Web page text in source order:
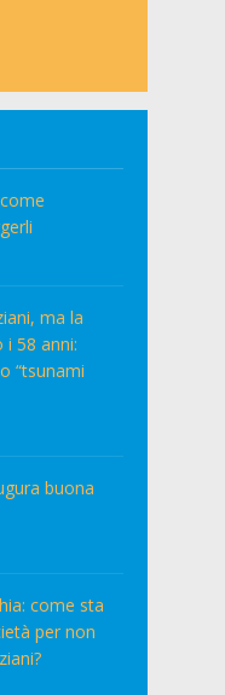
ma la
i 58 anni:
“tsunami
buona
come sta
per non